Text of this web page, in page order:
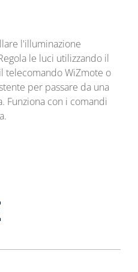
l'illuminazione
le luci utilizzando il
telecomando WiZmote o
per passare da una
Funziona con i comandi